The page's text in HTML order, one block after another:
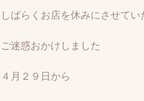
しばらくお店を休みにさせてい
ご迷惑おかけしました
４月２９日から